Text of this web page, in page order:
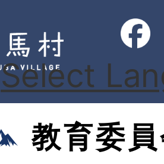
Select
教育委